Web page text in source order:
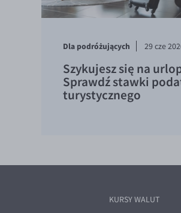
Dla podróżujących 29 cze
Szykujesz się na
Sprawdź stawki
turystycznego
KURSY WALUT